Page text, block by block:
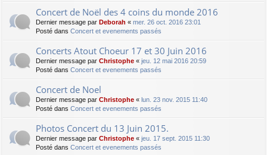
Concert de Noël des 4 coins du monde 2016
Dernier message par Deborah « mer. 26 oct. 2016 23:01
Posté dans Concert et evenements passés
Concerts Atout Choeur 17 et 30 Juin 2016
Dernier message par Christophe « jeu. 12 mai 2016 20:59
Posté dans Concert et evenements passés
Concert de Noel
Dernier message par Christophe « lun. 23 nov. 2015 11:40
Posté dans Concert et evenements passés
Photos Concert du 13 Juin 2015.
Dernier message par Christophe « jeu. 17 sept. 2015 11:30
Posté dans Concert et evenements passés